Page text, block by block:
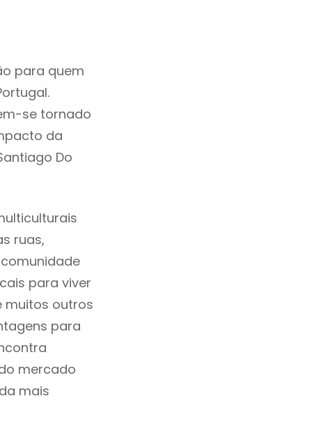
para quem
se tornado
da
Do
ruas,
para viver
muitos outros
para
mercado
mais